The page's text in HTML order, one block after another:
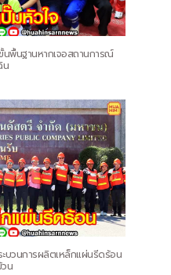
นพื้นฐานหากเจอสถานการณ์
น
บวนการผลิตเหล็กแผ่นรีดร้อน
น